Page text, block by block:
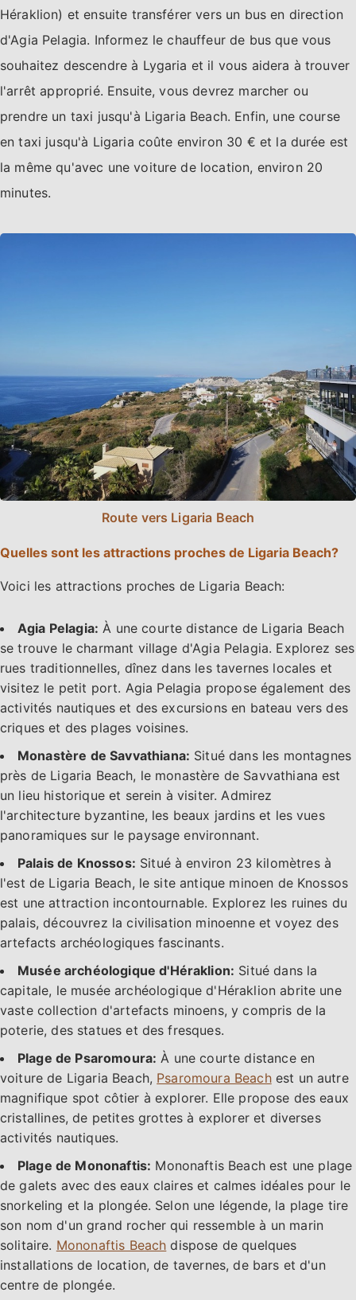
Héraklion) et ensuite transférer vers un bus en direction
d'Agia Pelagia. Informez le chauffeur de bus que vous
souhaitez descendre à Lygaria et il vous aidera à trouver
l'arrêt approprié. Ensuite, vous devrez marcher ou
prendre un taxi jusqu'à Ligaria Beach. Enfin, une course
en taxi jusqu'à Ligaria coûte environ 30 € et la durée est
la même qu'avec une voiture de location, environ 20
minutes.
Route vers Ligaria Beach
Quelles sont les attractions proches de Ligaria Beach?
Voici les attractions proches de Ligaria Beach:
Agia Pelagia: À une courte distance de Ligaria Beach
se trouve le charmant village d'Agia Pelagia. Explorez ses
rues traditionnelles, dînez dans les tavernes locales et
visitez le petit port. Agia Pelagia propose également des
activités nautiques et des excursions en bateau vers des
criques et des plages voisines.
Monastère de Savvathiana: Situé dans les montagnes
près de Ligaria Beach, le monastère de Savvathiana est
un lieu historique et serein à visiter. Admirez
l'architecture byzantine, les beaux jardins et les vues
panoramiques sur le paysage environnant.
Palais de Knossos: Situé à environ 23 kilomètres à
l'est de Ligaria Beach, le site antique minoen de Knossos
est une attraction incontournable. Explorez les ruines du
palais, découvrez la civilisation minoenne et voyez des
artefacts archéologiques fascinants.
Musée archéologique d'Héraklion: Situé dans la
capitale, le musée archéologique d'Héraklion abrite une
vaste collection d'artefacts minoens, y compris de la
poterie, des statues et des fresques.
Plage de Psaromoura: À une courte distance en
voiture de Ligaria Beach, Psaromoura Beachest un autre
magnifique spot côtier à explorer. Elle propose des eaux
cristallines, de petites grottes à explorer et diverses
activités nautiques.
Plage de Mononaftis: Mononaftis Beach est une plage
de galets avec des eaux claires et calmes idéales pour le
snorkeling et la plongée. Selon une légende, la plage tire
son nom d'un grand rocher qui ressemble à un marin
solitaire. Mononaftis Beach dispose de quelques
installations de location, de tavernes, de bars et d'un
centre de plongée.